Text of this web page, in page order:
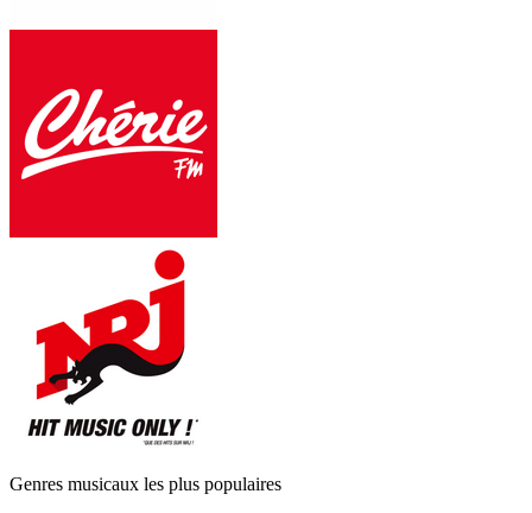
Genres musicaux les plus populaires